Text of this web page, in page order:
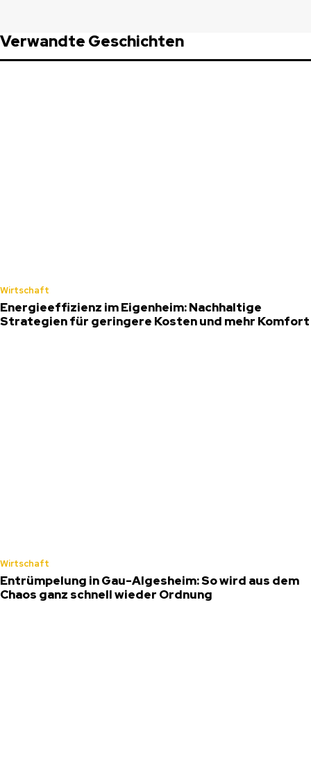
Verwandte Geschichten
Wirtschaft
Energieeffizienz im Eigenheim: Nachhaltige
Strategien für geringere Kosten und mehr Komfort
Wirtschaft
Entrümpelung in Gau-Algesheim: So wird aus dem
Chaos ganz schnell wieder Ordnung